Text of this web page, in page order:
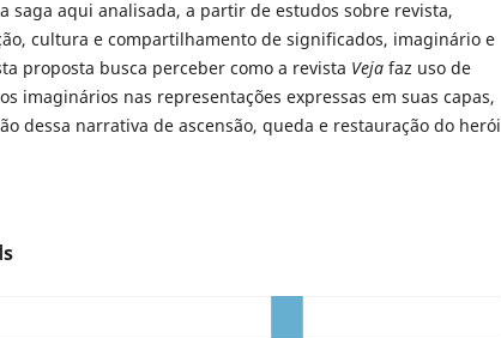
saga aqui analisada, a partir de estudos sobre revista,
cultura e compartilhamento de significados, imaginário e
proposta busca perceber como a revista Veja faz uso de
imaginários nas representações expressas em suas capas,
dessa narrativa de ascensão, queda e restauração do herói